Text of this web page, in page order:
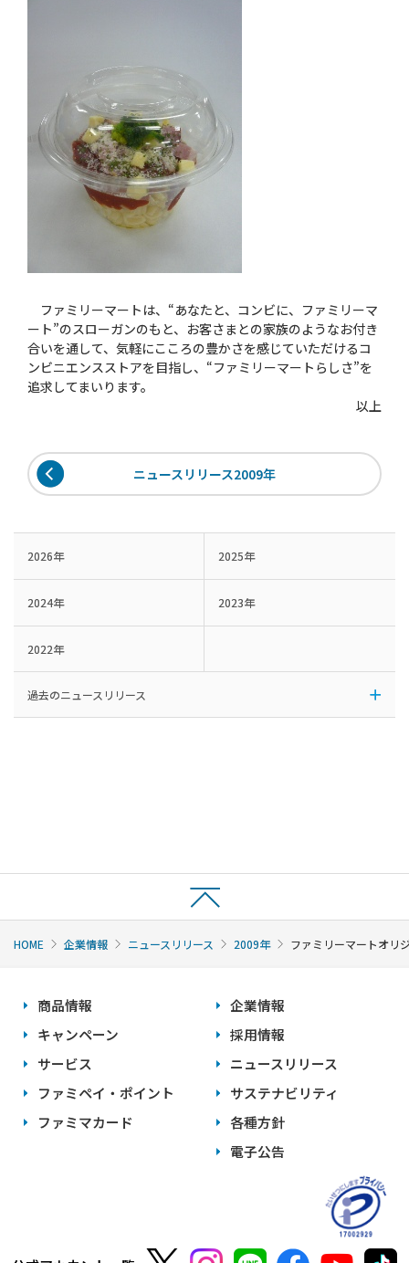
ファミリーマートは、“あなたと、コンビに、ファミリーマ
ート”のスローガンのもと、お客さまとの家族のようなお付き
合いを通して、気軽にこころの豊かさを感じていただけるコ
ンビニエンスストアを目指し、“ファミリーマートらしさ”を
追求してまいります。
以上
ニュースリリース2009年
2026年 2025年
2024年 2023年
2022年
過去のニュースリリース
HOME 企業情報 ニュースリリース 2009年 ファミリーマートオリ
商品情報
キャンペーン
サービス
ファミペイ・ポイント
ファミマカード
企業情報
採用情報
ニュースリリース
サステナビリティ
各種方針
電子公告